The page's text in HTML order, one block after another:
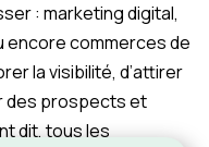
: marketing digital,
encore commerces de
la visibilité, d’attirer
des prospects et
dit, tous les